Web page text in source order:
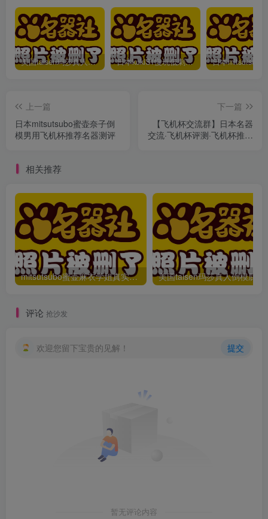
美国taisen玛莎真人倒模屁股系列飞机杯推荐飞机杯测评视频 日本kukiS1慢玩低刺激名器测评宿舍倒模隐形飞机杯推荐
上一篇
日本mitsutsubo蜜壶奈子倒
模男用飞机杯推荐名器测评
下一篇
【飞机杯交流群】日本名器
交流·飞机杯评测·飞机杯推荐
相关推荐
mitsutsubo蜜壶麻衣学姐真实倒模男用飞机杯测评推荐
评论 抢沙发
欢迎您留下宝贵的见解！ 提交
暂无评论内容